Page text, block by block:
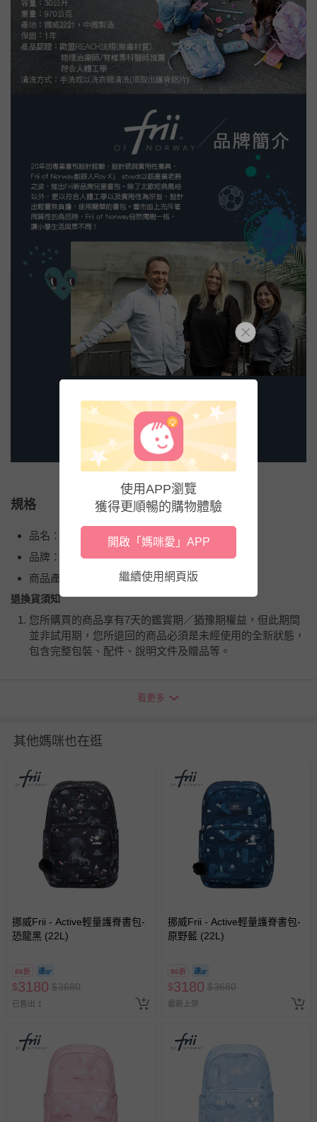
規格
品名：Retro輕量護脊書包
品牌：挪威Frii
商品產地（國）：中國
退換貨須知
您所購買的商品享有7天的鑑賞期／猶豫期權益，但此期間
並非試用期，您所退回的商品必須是未經使用的全新狀態，
包含完整包裝、配件、說明文件及贈品等。
瑕疵退換貨所產生的運費，將由媽咪愛負責處理，若非瑕疵
並點選『我要退貨』即可進行申請。若有相關退貨問題，請
至媽咪愛LINE@客服ID: @mamilove
針對滿件折/滿額贈…等活動，如因部份退貨，而該訂單保
留商品未達活動門檻，將以原價計算，活動贈品亦需一併退
回。
部分商品依據消費者保護法的規定，不適用七天鑑賞期/猶
豫期範圍：
商品、食品等）。
客製化商品（例如客製生日書、姓名貼等）。
新費用）。
經消費者拆封之影音商品或電腦軟體（例如 DVD、CD
非以有形媒介提供之數位內容或一經提供即為完成之線
上服務，經消費者事先同意始提供（例如線上課程、遊
戲或活動點數等）。
-個人衛生用品（例如尿布、貼身衣物、泳裝、襪子、地
墊、寢具類等）。
看更多
其他媽咪也在逛
挪威Frii - Active輕量護脊書包-
恐龍黑 (22L)
86折
$3180 $3680
已售出 1
挪威Frii - Active輕量護脊書包-
原野藍 (22L)
86折
$3180 $3680
最新上架
使用APP瀏覽
獲得更順暢的購物體驗
開啟「媽咪愛」APP
繼續使用網頁版